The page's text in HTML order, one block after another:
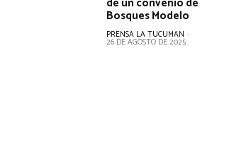
Bosques Modelo
PRENSA LA TUCUMAN -
26 DE AGOSTO DE 2025